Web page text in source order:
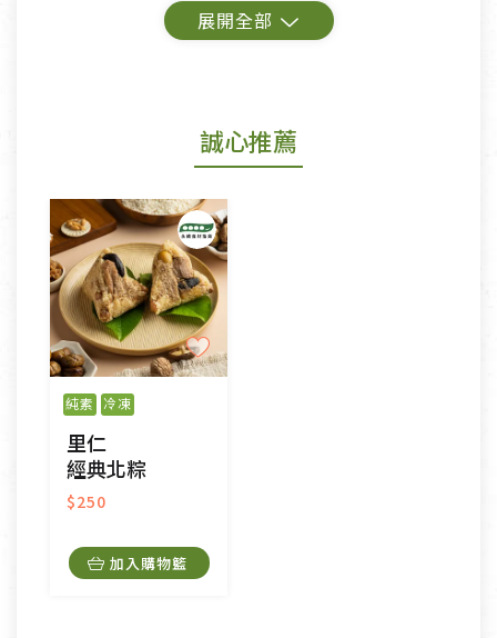
鑑賞期商品說明：
若您購買的商品有下列「不適用七天鑑賞期商品」情
形者，除商品瑕疵以外，恕不接受退換貨.
依消保法之規定提供該商品七天免費鑑賞期(含例假
日)的服務，原則上若商品未經使用或被汙損(除商品
瑕疵)，一般皆可申請退換貨。
不適用七天鑑賞期商品：
以數位或電磁紀錄形式儲存之商品、易於變質或損壞
之商品、以及性質上無法或不適合退換之商品：如
CD、VCD、DVD、電腦軟體，若產品瑕疵無法讀取僅
接受原片換新。
衣飾鞋類-如T恤，如於送達後水洗或污損者。
美容保養用品、內衣褲、襪子、口罩等私人消耗性產
內衣褲、襪子、口罩個人衛生用品除商品本身有瑕疵
外,依據《通訊交易解除權合理例外情事適用準
誠心推薦
純素 冷凍
里仁
經典北粽
$250
加入購物籃